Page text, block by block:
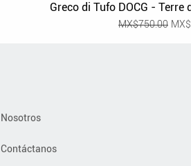
Greco di Tufo DOCG - Terre
Regular Price
MX$750.00
Nosotros
Contáctanos